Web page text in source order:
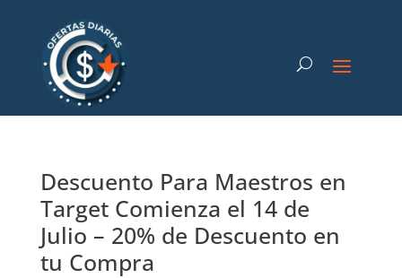
Descuento Para Maestros en
Target Comienza el 14 de
Julio – 20% de Descuento en
tu Compra